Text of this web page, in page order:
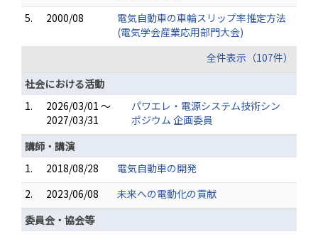
5.
2000/08
電気自動車の車輪スリップ率推定方法
(電気学会産業応用部門大会)
全件表示（107件）
社会における活動
1.
2026/03/01 ～
2027/03/31
パワエレ・電源システム技術シン
ポジウム 企画委員
講師・講演
1.
2018/08/28
電気自動車の開発
2.
2023/06/08
未来への電動化の貢献
委員会・協会等